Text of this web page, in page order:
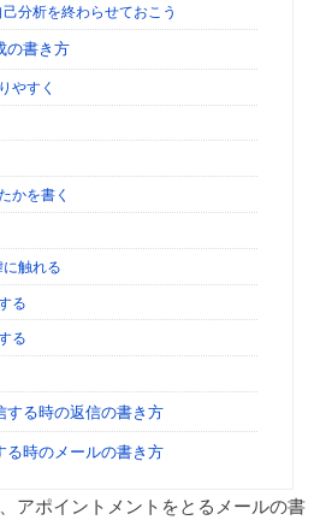
分析を終わらせておこう
の書き方
やすく
かを書く
触れる
る
る
する時の返信の書き方
る時のメールの書き方
アポイントメントをとるメールの書